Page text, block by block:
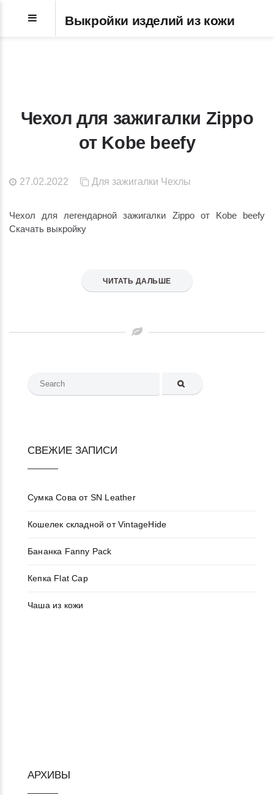
Выкройки изделий из кожи
Чехол для зажигалки Zippo
от Kobe beefy
27.02.2022 Для зажигалки Чехлы
Чехол для легендарной зажигалки Zippo от Kobe beefy
Скачать выкройку
ЧИТАТЬ ДАЛЬШЕ
for:
СВЕЖИЕ ЗАПИСИ
Сумка Сова от SN Leather
Кошелек складной от VintageHide
Бананка Fanny Pack
Кепка Flat Cap
Чаша из кожи
АРХИВЫ